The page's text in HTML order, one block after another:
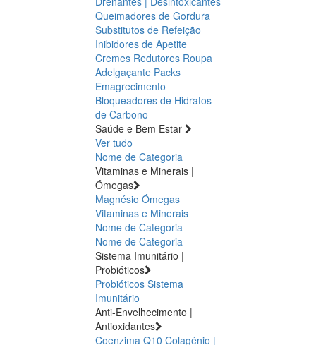
Queimadores de Gordura
Substitutos de Refeição
Inibidores de Apetite
Cremes Redutores Roupa
Adelgaçante Packs
Emagrecimento
Bloqueadores de Hidratos
de Carbono
Saúde e Bem Estar
Ver tudo
Nome de Categoria
Vitaminas e Minerais |
Ómegas
Magnésio Ómegas
Vitaminas e Minerais
Nome de Categoria
Nome de Categoria
Sistema Imunitário |
Probióticos
Probióticos Sistema
Imunitário
Anti-Envelhecimento |
Antioxidantes
Coenzima Q10 Colagénio |